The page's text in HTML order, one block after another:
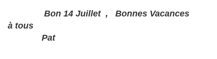
Bon 14 Juillet , Bonnes Vacances
à tous
Pat